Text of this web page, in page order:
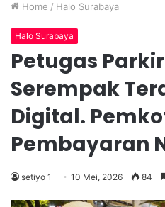
Home / Halo Surabaya
Halo Surabaya
Petugas
Serempak
Digital.
Pembayaran
setiyo 1 10 Mei, 2026 84